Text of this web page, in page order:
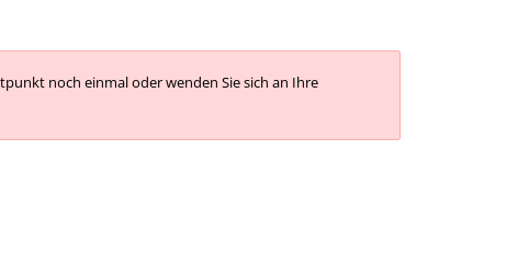
noch einmal oder wenden Sie sich an Ihre